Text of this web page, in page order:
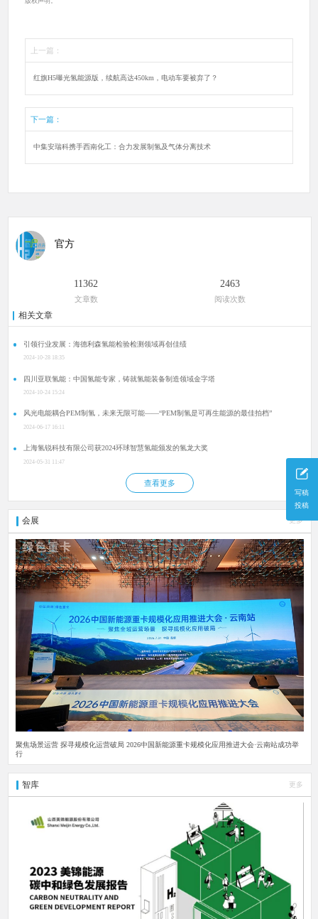
写稿
投稿
上一篇：
红旗H5曝光氢能源版，续航高达450km，电动车要被弃了？
下一篇：
中集安瑞科携手西南化工：合力发展制氢及气体分离技术
官方
11362
文章数
2463
阅读次数
相关文章
引领行业发展：海德利森氢能检验检测领域再创佳绩
2024-10-28 18:35
四川亚联氢能：中国氢能专家，铸就氢能装备制造领域金字塔
2024-10-24 15:24
风光电能耦合PEM制氢，未来无限可能——“PEM制氢是可再生能源的最佳拍档”
2024-06-17 16:11
上海氢锐科技有限公司获2024环球智慧氢能颁发的氢龙大奖
2024-05-31 11:47
查看更多
会展 更多
聚焦场景运营 探寻规模化运营破局 2026中国新能源重卡规模化应用推进大会·云南站成功举
行
智库 更多